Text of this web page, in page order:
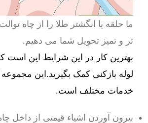
ما حلقه یا انگشتر طلا را از چاه
تر و تمیز تحویل شما می دهیم.
بهترین کار در این شرایط این است
لوله بازکنی کمک بگیرید.این مجموعه
خدمات مختلف است.
بیرون آوردن اشیاء قیمتی از داخل